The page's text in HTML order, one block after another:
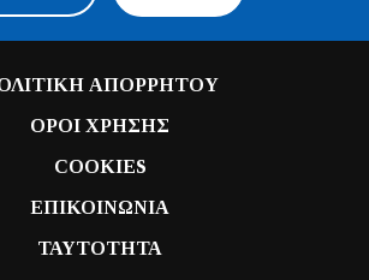
ΑΠΟΡΡΗΤΟΥ
ΟΡΟΙ ΧΡΗΣΗΣ
COOKIES
ΕΠΙΚΟΙΝΩΝΙΑ
ΤΑΥΤΟΤΗΤΑ